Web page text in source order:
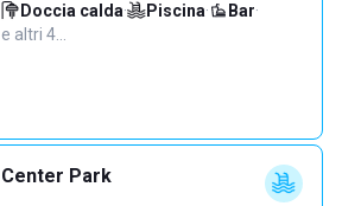
Doccia calda· Piscina· Bar·
e altri 4…
Center Park